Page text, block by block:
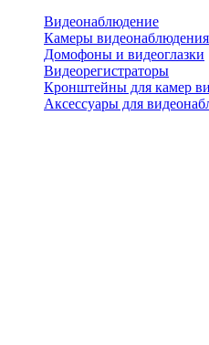
Видеонаблюдение
Камеры видеонаблюдения
Домофоны и видеоглазки
Видеорегистраторы
Кронштейны для камер
Аксессуары для